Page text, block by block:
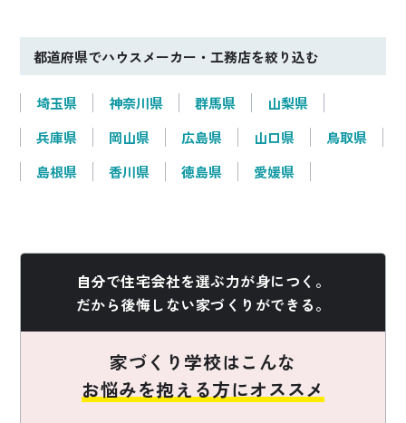
都道府県でハウスメーカー・工務店を絞り込む
埼玉県 神奈川県 群馬県
山梨県
兵庫県
岡山県 広島県 山口県
鳥取県
島根県
香川県 徳島県 愛媛県
自分で住宅会社を選ぶ力が身につく。
だから後悔しない家づくりができる。
家づくり学校はこんな
お悩みを抱える方にオススメ